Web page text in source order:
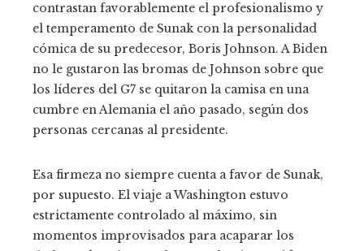
contrastan favorablemente el profesionalismo y
el temperamento de Sunak con la personalidad
cómica de su predecesor, Boris Johnson. A Biden
no le gustaron las bromas de Johnson sobre que
los líderes del G7 se quitaron la camisa en una
cumbre en Alemania el año pasado, según dos
personas cercanas al presidente.
Esa firmeza no siempre cuenta a favor de Sunak,
por supuesto. El viaje a Washington estuvo
estrictamente controlado al máximo, sin
momentos improvisados ​​para acaparar los